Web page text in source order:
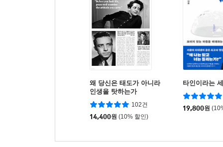
왜 당신은 태도가 아니라
인생을 탓하는가
102건
14,400원 (10% 할인)
타인이라는
19,800원